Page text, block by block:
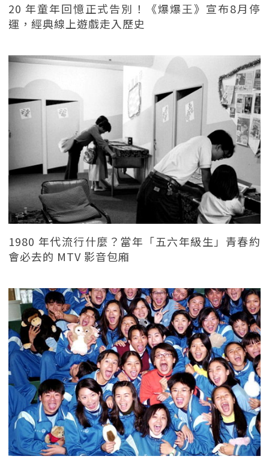
20 年童年回憶正式告別！《爆爆王》宣布8月停
運，經典線上遊戲走入歷史
1980 年代流行什麼？當年「五六年級生」青春約
會必去的 MTV 影音包廂